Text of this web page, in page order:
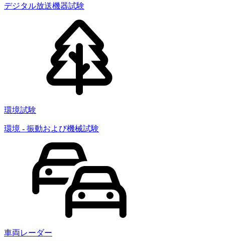
デジタル放送機器試験
環境試験
環境 - 振動および機械試験
車両レーダー